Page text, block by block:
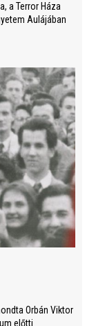
a Terror Háza
Aulájában
Orbán Viktor
előtti